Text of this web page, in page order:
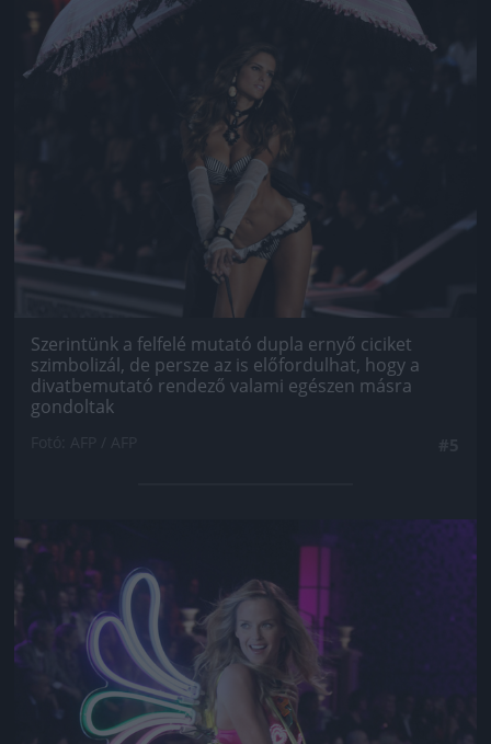
Szerintünk a felfelé mutató dupla ernyő ciciket
szimbolizál, de persze az is előfordulhat, hogy a
divatbemutató rendező valami egészen másra
gondoltak
Jön még kép!